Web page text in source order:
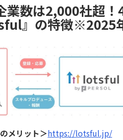
業数は2,000社超
』の特徴※2025
メリット＞https://lotsful.jp/